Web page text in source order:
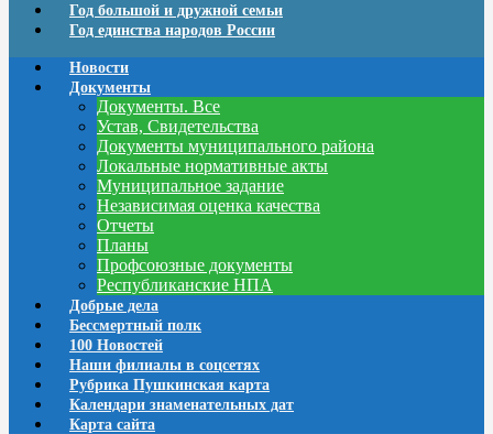
Год большой и дружной семьи
Год единства народов России
Новости
Документы
Документы. Все
Устав, Свидетельства
Документы муниципального района
Локальные нормативные акты
Муниципальное задание
Независимая оценка качества
Отчеты
Планы
Профсоюзные документы
Республиканские НПА
Добрые дела
Бессмертный полк
100 Новостей
Наши филиалы в соцсетях
Рубрика Пушкинская карта
Календари знаменательных дат
Карта сайта